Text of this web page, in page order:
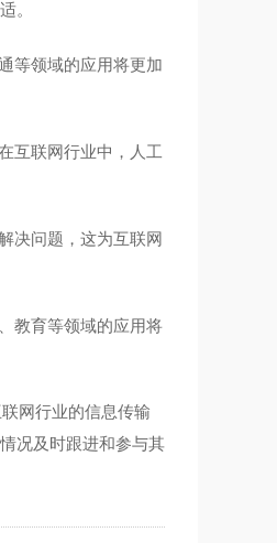
。
等领域的应用将更加
互联网行业中，人工
决问题，这为互联网
教育等领域的应用将
网行业的信息传输
况及时跟进和参与其